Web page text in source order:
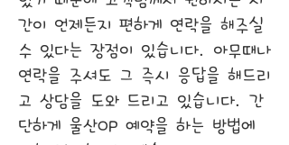
간이 언제든지 편하게 연락을 해주실
수 있다는 장점이 있습니다. 아무때나
연락을 주셔도 그 즉시 응답을 해드리
고 상담을 도와 드리고 있습니다. 간
단하게 울산OP 예약을 하는 방법에